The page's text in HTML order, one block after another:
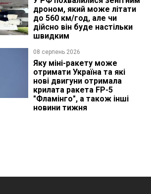
дроном, який може літати
до 560 км/год, але чи
дійсно він буде настільки
швидким
08 серпень 2026
Яку міні-ракету може
отримати Україна та які
нові двигуни отримала
крилата ракета FP-5
"Фламінго", а також інші
новини тижня